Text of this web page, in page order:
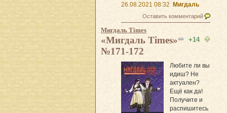
26.08.2021 08:32 Мигдаль
Оставить комментарий
Мигдаль Times
+14
«Мигдаль Times»
№171-172
Любите ли вы
идиш? Не
актуален?
Ещё как да!
Получите и
распишитесь